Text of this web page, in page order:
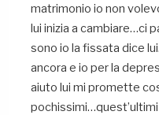
matrimonio io non
lui inizia a cambiare…ci
sono io la fissata dice
ancora e io per la
aiuto lui mi promette